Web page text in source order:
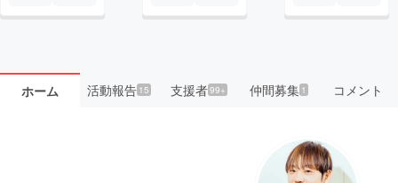
ホーム 活動報告15 支援者99+ 仲間募集 1 コメント